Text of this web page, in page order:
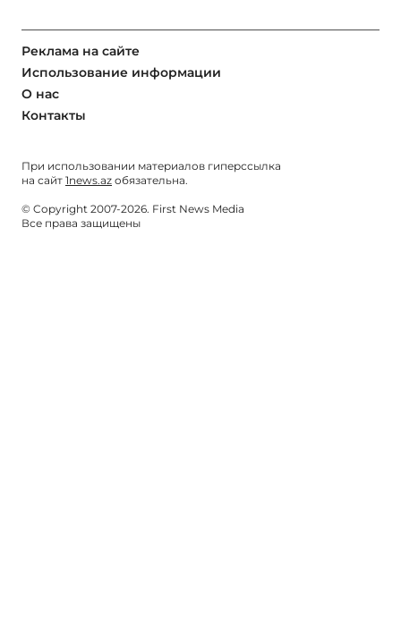
Реклама на сайте
Использование информации
О нас
Контакты
При использовании материалов гиперссылка
на сайт 1news.az обязательна.
© Copyright 2007-2026. First News Media
Все права защищены